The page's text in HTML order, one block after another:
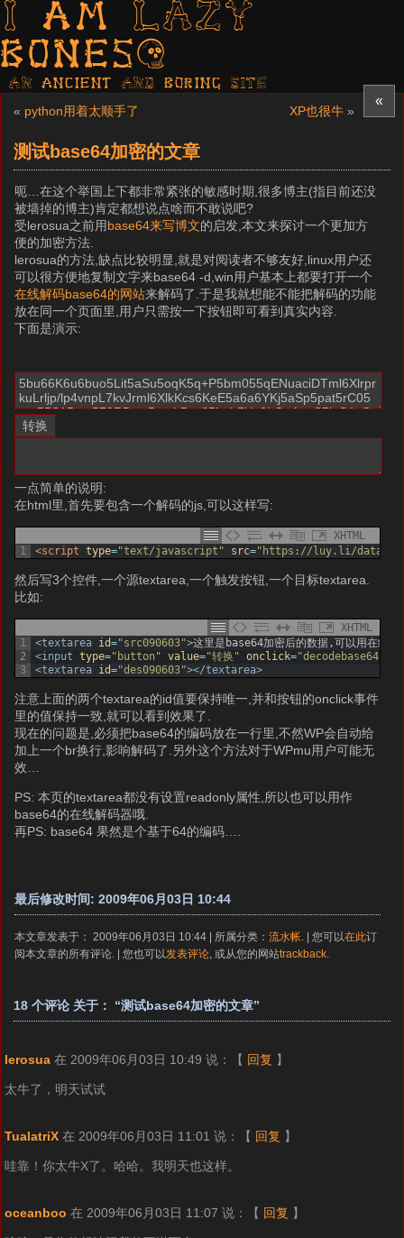
I am LAZY
bones?
AN ancient AND boring SITE
«
« python用着太顺手了 XP也很牛 »
测试base64加密的文章
呃…在这个举国上下都非常紧张的敏感时期,很多博主(指目前还没
被墙掉的博主)肯定都想说点啥而不敢说吧?
受lerosua之前用base64来写博文的启发,本文来探讨一个更加方
便的加密方法.
lerosua的方法,缺点比较明显,就是对阅读者不够友好,linux用户还
可以很方便地复制文字来base64 -d,win用户基本上都要打开一个
在线解码base64的网站来解码了.于是我就想能不能把解码的功能
放在同一个页面里,用户只需按一下按钮即可看到真实内容.
下面是演示:
一点简单的说明:
在html里,首先要包含一个解码的js,可以这样写:
XHTML
1
<script type="text/javascript" src="https://luy.li/data/
然后写3个控件,一个源textarea,一个触发按钮,一个目标textarea.
比如:
XHTML
1
2
3
<textarea id="src090603">这里是base64加密后的数据,可以用在线
<input type="button" value="转换" onclick=
<textarea id="des090603"></textarea>
注意上面的两个textarea的id值要保持唯一,并和按钮的onclick事件
里的值保持一致,就可以看到效果了.
现在的问题是,必须把base64的编码放在一行里,不然WP会自动给
加上一个br换行,影响解码了.另外这个方法对于WPmu用户可能无
效…
PS: 本页的textarea都没有设置readonly属性,所以也可以用作
base64的在线解码器哦.
再PS: base64 果然是个基于64的编码….
最后修改时间: 2009年06月03日 10:44
本文章发表于： 2009年06月03日 10:44 | 所属分类：流水帐 . | 您可以在此订
阅本文章的所有评论. | 您也可以 发表评论 , 或从您的网站trackback
18 个评论 关于： “测试base64加密的文章”
lerosua 在 2009年06月03日 10:49 说： 【 回复 】
太牛了，明天试试
TualatriX 在 2009年06月03日 11:01 说： 【 回复 】
哇靠！你太牛X了。哈哈。我明天也这样。
oceanboo 在 2009年06月03日 11:07 说： 【 回复 】